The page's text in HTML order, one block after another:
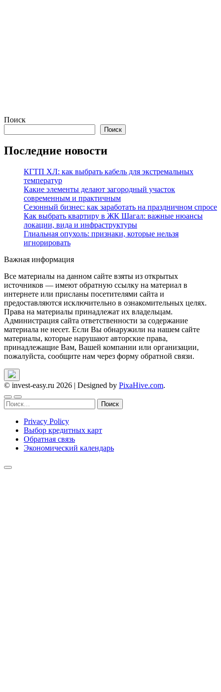
Поиск
Поиск
Последние новости
КГТП ХЛ: как выбрать кабель для экстремальных
температур
Какие элементы делают загородный участок
современным и практичным
Сезонный бизнес: как заработать на праздничном спросе
Как выбрать квартиру в ЖК Шагал: важные нюансы
локации, вида и инфраструктуры
Глиальная опухоль: признаки, которые нельзя
игнорировать
Важная информация
Все материалы на данном сайте взяты из открытых
источников — имеют обратную ссылку на материал в
интернете или присланы посетителями сайта и
предоставляются исключительно в ознакомительных целях.
Права на материалы принадлежат их владельцам.
Администрация сайта ответственности за содержание
материала не несет. Если Вы обнаружили на нашем сайте
материалы, которые нарушают авторские права,
принадлежащие Вам, Вашей компании или организации,
пожалуйста, сообщите нам через форму обратной связи.
© invest-easy.ru 2026 | Designed by PixaHive.com.
Найти:
Privacy Policy
Выбор кредитных карт
Обратная связь
Экономический календарь